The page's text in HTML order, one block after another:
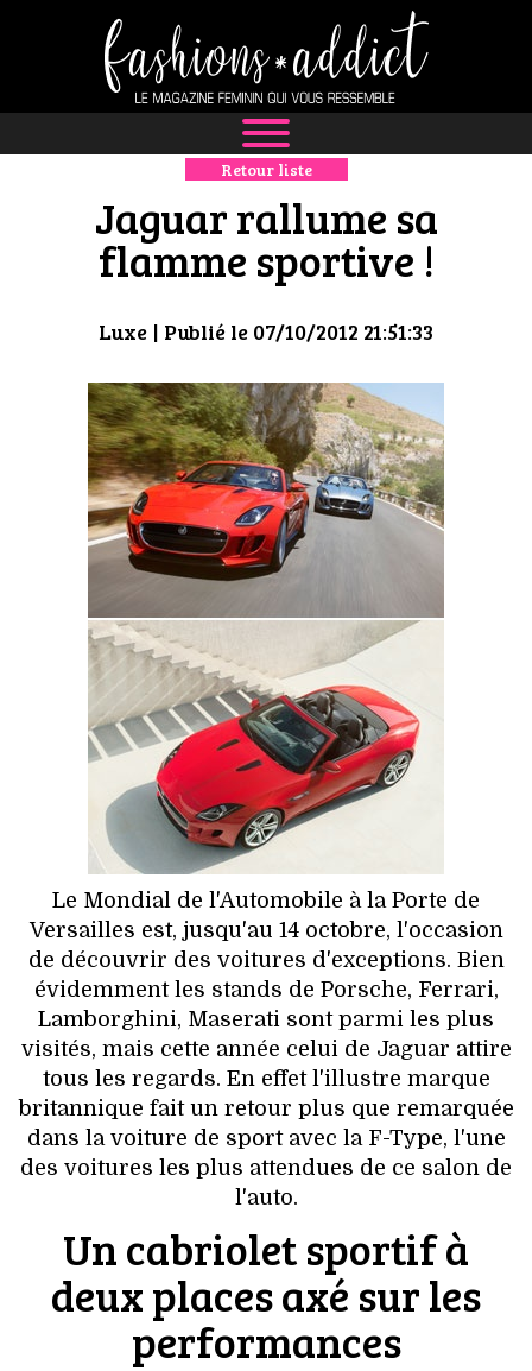
NEWS
MODE
BOUTIQUE
CULTURE
HIGH TECH
AUTO
LIEUX TENDANCES
BEAUTÉ
MODE DE RUE
JEUNES CRÉATEURS
HISTOIRE DES MARQUES
DÉCO
VOYAGES & LOISIRS
Retour liste
Jaguar rallume sa
flamme sportive !
Luxe | Publié le 07/10/2012 21:51:33
Le Mondial de l'Automobile à la Porte de
Versailles est, jusqu'au 14 octobre, l'occasion
de découvrir des voitures d'exceptions. Bien
évidemment les stands de Porsche, Ferrari,
Lamborghini, Maserati sont parmi les plus
visités, mais cette année celui de Jaguar attire
tous les regards. En effet l'illustre marque
britannique fait un retour plus que remarquée
dans la voiture de sport avec la F-Type, l'une
des voitures les plus attendues de ce salon de
l'auto.
Un cabriolet sportif à
deux places axé sur les
performances